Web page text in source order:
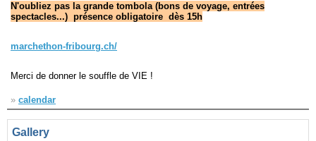
Demander un nouveau mot de passe
N'oubliez pas la grande tombola (bons de voyage, entrées
spectacles...) présence obligatoire dès 15h
marchethon-fribourg.ch/
Merci de donner le souffle de VIE !
» calendar
Gallery